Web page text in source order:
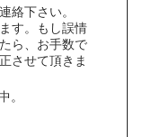
絡下さい。
す。もし誤情
ら、お手数で
させて頂きま
。